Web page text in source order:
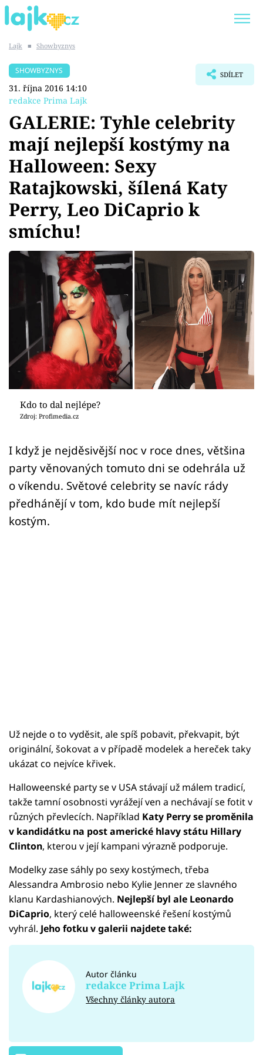
SHOPAHOLICADEL
Témata
Showbyznys
Youtubeři
Virály
Sex a vztahy
Videa
Sledujte prima+
Přihlášení
Sledujte nás
Lajk ■ Showbyznys
SHOWBYZNYS
31. října 2016 14:10
redakce Prima Lajk
SDÍLET
GALERIE: Tyhle celebrity
mají nejlepší kostýmy na
Halloween: Sexy
Ratajkowski, šílená Katy
Perry, Leo DiCaprio k
smíchu!
Kdo to dal nejlépe?
Zdroj: Profimedia.cz
I když je nejděsivější noc v roce dnes, většina
party věnovaných tomuto dni se odehrála už
o víkendu. Světové celebrity se navíc rády
předhánějí v tom, kdo bude mít nejlepší
kostým.
Už nejde o to vyděsit, ale spíš pobavit, překvapit, být
originální, šokovat a v případě modelek a hereček taky
ukázat co nejvíce křivek.
Halloweenské party se v USA stávají už málem tradicí,
takže tamní osobnosti vyrážejí ven a nechávají se fotit v
různých převlecích. Například Katy Perry se proměnila
v kandidátku na post americké hlavy státu Hillary
Clinton, kterou v její kampani výrazně podporuje.
Modelky zase sáhly po sexy kostýmech, třeba
Alessandra Ambrosio nebo Kylie Jenner ze slavného
klanu Kardashianových. Nejlepší byl ale Leonardo
DiCaprio, který celé halloweenské řešení kostýmů
vyhrál. Jeho fotku v galerii najdete také:
Autor článku
redakce Prima Lajk
Všechny články autora